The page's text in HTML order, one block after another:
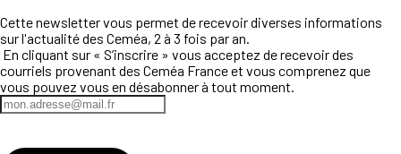
Cette newsletter vous permet de recevoir diverses informations
sur l'actualité des Ceméa, 2 à 3 fois par an.
En cliquant sur « S’inscrire » vous acceptez de recevoir des
courriels provenant des Ceméa France et vous comprenez que
vous pouvez vous en désabonner à tout moment.